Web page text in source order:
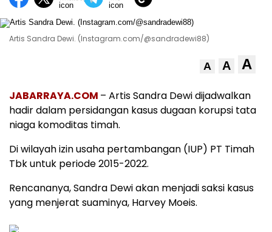
Artis Sandra Dewi. (Instagram.com/@sandradewi88)
A A A
JABARRAYA.COM – Artis Sandra Dewi dijadwalkan
hadir dalam persidangan kasus dugaan korupsi tata
niaga komoditas timah.
Di wilayah izin usaha pertambangan (IUP) PT Timah
Tbk untuk periode 2015-2022.
Rencananya, Sandra Dewi akan menjadi saksi kasus
yang menjerat suaminya, Harvey Moeis.